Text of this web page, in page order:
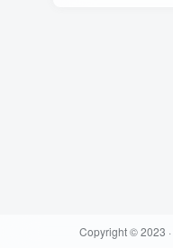
Copyright © 2023 ·